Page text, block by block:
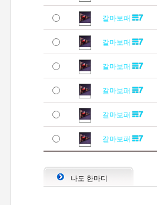
갈마보패
갈마보패
갈마보패
갈마보패
갈마보패
갈마보패
나도 한마디